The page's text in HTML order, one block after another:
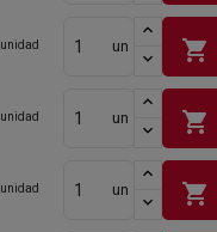
unidad un shopping_cart
unidad un shopping_cart
unidad un shopping_cart